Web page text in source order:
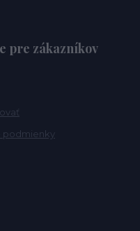
pre zákazníkov
podmienky